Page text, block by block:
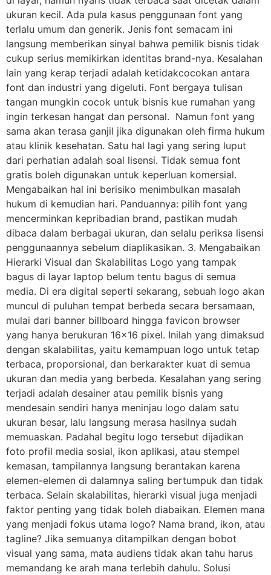
ukuran kecil. Ada pula kasus penggunaan font yang
terlalu umum dan generik. Jenis font semacam ini
langsung memberikan sinyal bahwa pemilik bisnis tidak
cukup serius memikirkan identitas brand-nya. Kesalahan
lain yang kerap terjadi adalah ketidakcocokan antara
font dan industri yang digeluti. Font bergaya tulisan
tangan mungkin cocok untuk bisnis kue rumahan yang
ingin terkesan hangat dan personal. Namun font yang
sama akan terasa ganjil jika digunakan oleh firma hukum
atau klinik kesehatan. Satu hal lagi yang sering luput
dari perhatian adalah soal lisensi. Tidak semua font
gratis boleh digunakan untuk keperluan komersial.
Mengabaikan hal ini berisiko menimbulkan masalah
hukum di kemudian hari. Panduannya: pilih font yang
mencerminkan kepribadian brand, pastikan mudah
dibaca dalam berbagai ukuran, dan selalu periksa lisensi
penggunaannya sebelum diaplikasikan. 3. Mengabaikan
Hierarki Visual dan Skalabilitas Logo yang tampak
bagus di layar laptop belum tentu bagus di semua
media. Di era digital seperti sekarang, sebuah logo akan
muncul di puluhan tempat berbeda secara bersamaan,
mulai dari banner billboard hingga favicon browser
yang hanya berukuran 16×16 pixel. Inilah yang dimaksud
dengan skalabilitas, yaitu kemampuan logo untuk tetap
terbaca, proporsional, dan berkarakter kuat di semua
ukuran dan media yang berbeda. Kesalahan yang sering
terjadi adalah desainer atau pemilik bisnis yang
mendesain sendiri hanya meninjau logo dalam satu
ukuran besar, lalu langsung merasa hasilnya sudah
memuaskan. Padahal begitu logo tersebut dijadikan
foto profil media sosial, ikon aplikasi, atau stempel
kemasan, tampilannya langsung berantakan karena
elemen-elemen di dalamnya saling bertumpuk dan tidak
terbaca. Selain skalabilitas, hierarki visual juga menjadi
faktor penting yang tidak boleh diabaikan. Elemen mana
yang menjadi fokus utama logo? Nama brand, ikon, atau
tagline? Jika semuanya ditampilkan dengan bobot
visual yang sama, mata audiens tidak akan tahu harus
memandang ke arah mana terlebih dahulu. Solusi